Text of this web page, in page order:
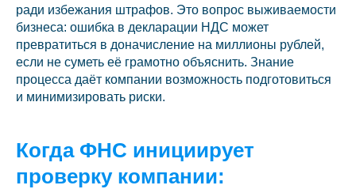
ради избежания штрафов. Это вопрос выживаемости
бизнеса: ошибка в декларации НДС может
превратиться в доначисление на миллионы рублей,
если не суметь её грамотно объяснить. Знание
процесса даёт компании возможность подготовиться
и минимизировать риски.
Когда ФНС инициирует
проверку компании: